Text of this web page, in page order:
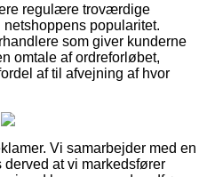
regulære troværdige
popularitet.
som giver kunderne
omtale af ordreforløbet,
af til afvejning af hvor
Vi samarbejder med en
at vi markedsfører